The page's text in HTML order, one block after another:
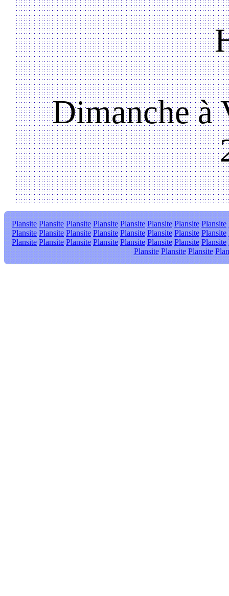
Dimanche à
Plansite Plansite Plansite Plansite Plansite Plansite Plansite Plansite
Plansite Plansite Plansite Plansite Plansite Plansite Plansite Plansite
Plansite Plansite Plansite Plansite Plansite Plansite Plansite Plansite
Plansite Plansite Plansite